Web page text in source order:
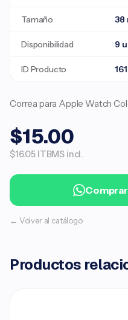
Tamaño 38
Disponibilidad 9
ID Producto
Correa para Apple Watch
$15.00
$16.05 ITBMS incl.
← Volver al catálogo
Productos